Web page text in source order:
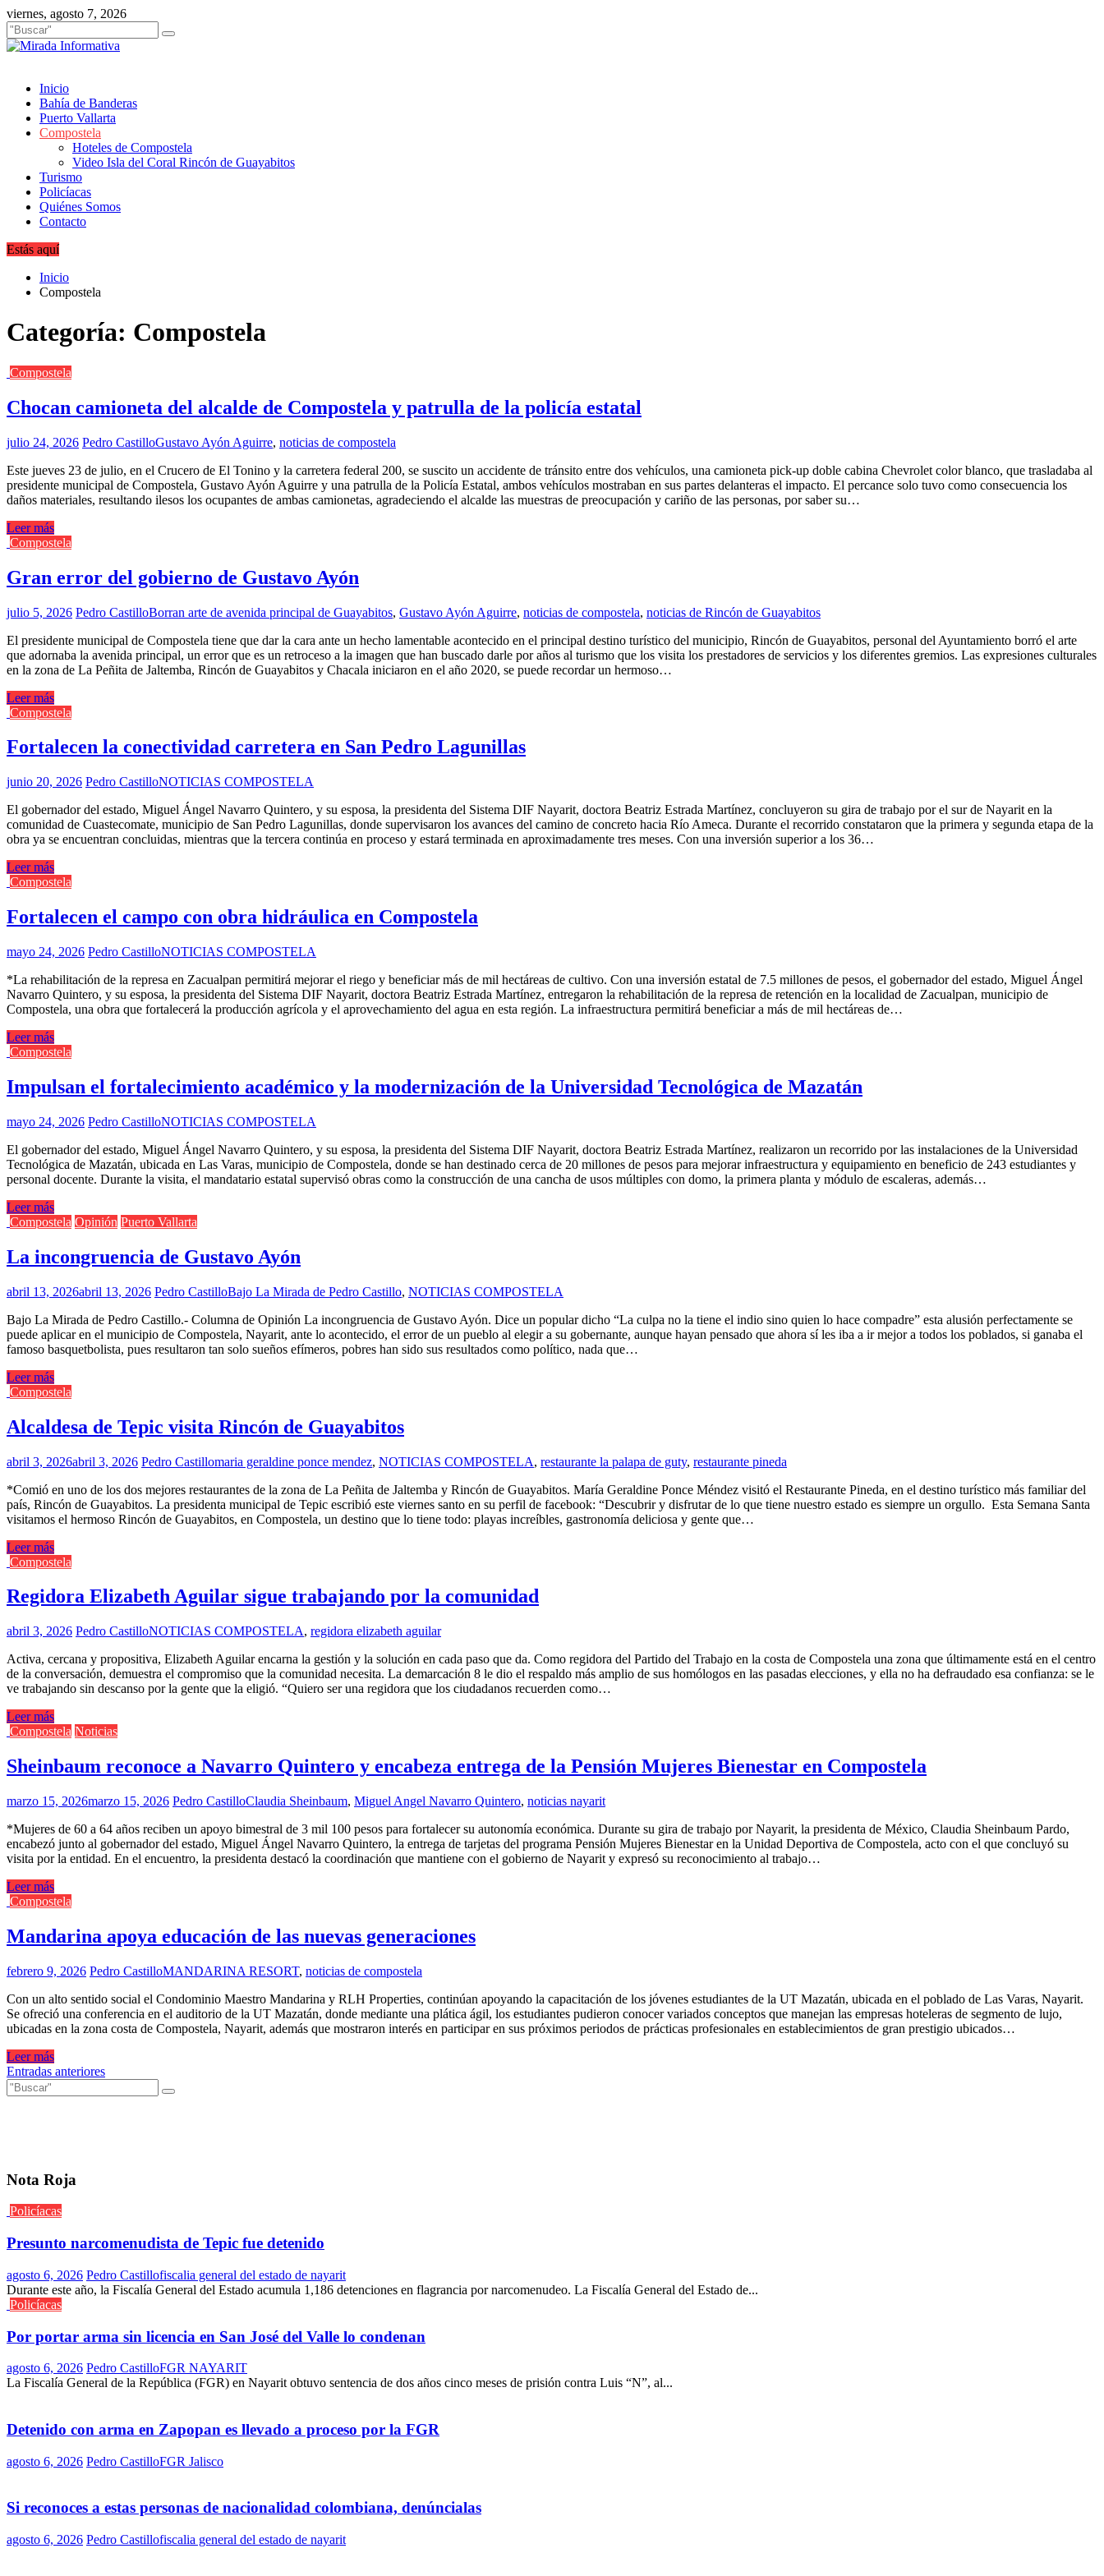
Saltar
al
contenido
viernes, agosto 7, 2026
Inicio
Bahía de Banderas
Puerto Vallarta
Compostela
Hoteles de Compostela
Video Isla del Coral Rincón de Guayabitos
Turismo
Policíacas
Quiénes Somos
Contacto
Estás aquí
Inicio
Compostela
Categoría: Compostela
Compostela
Chocan camioneta del alcalde de Compostela y patrulla de la policía estatal
julio 24, 2026 Pedro CastilloGustavo Ayón Aguirre, noticias de compostela
Este jueves 23 de julio, en el Crucero de El Tonino y la carretera federal 200, se suscito un accidente de tránsito entre dos vehículos, una camioneta pick-up doble cabina Chevrolet color blanco, que trasladaba al
presidente municipal de Compostela, Gustavo Ayón Aguirre y una patrulla de la Policía Estatal, ambos vehículos mostraban en sus partes delanteras el impacto. El percance solo tuvo como consecuencia los
daños materiales, resultando ilesos los ocupantes de ambas camionetas, agradeciendo el alcalde las muestras de preocupación y cariño de las personas, por saber su…
Leer más
Compostela
Gran error del gobierno de Gustavo Ayón
julio 5, 2026 Pedro CastilloBorran arte de avenida principal de Guayabitos, Gustavo Ayón Aguirre, noticias de compostela, noticias de Rincón de Guayabitos
El presidente municipal de Compostela tiene que dar la cara ante un hecho lamentable acontecido en el principal destino turístico del municipio, Rincón de Guayabitos, personal del Ayuntamiento borró el arte
que adornaba la avenida principal, un error que es un retroceso a la imagen que han buscado darle por años al turismo que los visita los prestadores de servicios y los diferentes gremios. Las expresiones culturales
en la zona de La Peñita de Jaltemba, Rincón de Guayabitos y Chacala iniciaron en el año 2020, se puede recordar un hermoso…
Leer más
Compostela
Fortalecen la conectividad carretera en San Pedro Lagunillas
junio 20, 2026 Pedro CastilloNOTICIAS COMPOSTELA
El gobernador del estado, Miguel Ángel Navarro Quintero, y su esposa, la presidenta del Sistema DIF Nayarit, doctora Beatriz Estrada Martínez, concluyeron su gira de trabajo por el sur de Nayarit en la
comunidad de Cuastecomate, municipio de San Pedro Lagunillas, donde supervisaron los avances del camino de concreto hacia Río Ameca. Durante el recorrido constataron que la primera y segunda etapa de la
obra ya se encuentran concluidas, mientras que la tercera continúa en proceso y estará terminada en aproximadamente tres meses. Con una inversión superior a los 36…
Leer más
Compostela
Fortalecen el campo con obra hidráulica en Compostela
mayo 24, 2026 Pedro CastilloNOTICIAS COMPOSTELA
*La rehabilitación de la represa en Zacualpan permitirá mejorar el riego y beneficiar más de mil hectáreas de cultivo. Con una inversión estatal de 7.5 millones de pesos, el gobernador del estado, Miguel Ángel
Navarro Quintero, y su esposa, la presidenta del Sistema DIF Nayarit, doctora Beatriz Estrada Martínez, entregaron la rehabilitación de la represa de retención en la localidad de Zacualpan, municipio de
Compostela, una obra que fortalecerá la producción agrícola y el aprovechamiento del agua en esta región. La infraestructura permitirá beneficiar a más de mil hectáreas de…
Leer más
Compostela
Impulsan el fortalecimiento académico y la modernización de la Universidad Tecnológica de Mazatán
mayo 24, 2026 Pedro CastilloNOTICIAS COMPOSTELA
El gobernador del estado, Miguel Ángel Navarro Quintero, y su esposa, la presidenta del Sistema DIF Nayarit, doctora Beatriz Estrada Martínez, realizaron un recorrido por las instalaciones de la Universidad
Tecnológica de Mazatán, ubicada en Las Varas, municipio de Compostela, donde se han destinado cerca de 20 millones de pesos para mejorar infraestructura y equipamiento en beneficio de 243 estudiantes y
personal docente. Durante la visita, el mandatario estatal supervisó obras como la construcción de una cancha de usos múltiples con domo, la primera planta y módulo de escaleras, además…
Leer más
Compostela Opinión Puerto Vallarta
La incongruencia de Gustavo Ayón
abril 13, 2026abril 13, 2026 Pedro CastilloBajo La Mirada de Pedro Castillo, NOTICIAS COMPOSTELA
Bajo La Mirada de Pedro Castillo.- Columna de Opinión La incongruencia de Gustavo Ayón. Dice un popular dicho “La culpa no la tiene el indio sino quien lo hace compadre” esta alusión perfectamente se
puede aplicar en el municipio de Compostela, Nayarit, ante lo acontecido, el error de un pueblo al elegir a su gobernante, aunque hayan pensado que ahora sí les iba a ir mejor a todos los poblados, si ganaba el
famoso basquetbolista, pues resultaron tan solo sueños efímeros, pobres han sido sus resultados como político, nada que…
Leer más
Compostela
Alcaldesa de Tepic visita Rincón de Guayabitos
abril 3, 2026abril 3, 2026 Pedro Castillomaria geraldine ponce mendez, NOTICIAS COMPOSTELA, restaurante la palapa de guty, restaurante pineda
*Comió en uno de los dos mejores restaurantes de la zona de La Peñita de Jaltemba y Rincón de Guayabitos. María Geraldine Ponce Méndez visitó el Restaurante Pineda, en el destino turístico más familiar del
país, Rincón de Guayabitos. La presidenta municipal de Tepic escribió este viernes santo en su perfil de facebook: “Descubrir y disfrutar de lo que tiene nuestro estado es siempre un orgullo. Esta Semana Santa
visitamos el hermoso Rincón de Guayabitos, en Compostela, un destino que lo tiene todo: playas increíbles, gastronomía deliciosa y gente que…
Leer más
Compostela
Regidora Elizabeth Aguilar sigue trabajando por la comunidad
abril 3, 2026 Pedro CastilloNOTICIAS COMPOSTELA, regidora elizabeth aguilar
Activa, cercana y propositiva, Elizabeth Aguilar encarna la gestión y la solución en cada paso que da. Como regidora del Partido del Trabajo en la costa de Compostela una zona que últimamente está en el centro
de la conversación, demuestra el compromiso que la comunidad necesita. La demarcación 8 le dio el respaldo más amplio de sus homólogos en las pasadas elecciones, y ella no ha defraudado esa confianza: se le
ve trabajando sin descanso por la gente que la eligió. “Quiero ser una regidora que los ciudadanos recuerden como…
Leer más
Compostela Noticias
Sheinbaum reconoce a Navarro Quintero y encabeza entrega de la Pensión Mujeres Bienestar en Compostela
marzo 15, 2026marzo 15, 2026 Pedro CastilloClaudia Sheinbaum, Miguel Angel Navarro Quintero, noticias nayarit
*Mujeres de 60 a 64 años reciben un apoyo bimestral de 3 mil 100 pesos para fortalecer su autonomía económica. Durante su gira de trabajo por Nayarit, la presidenta de México, Claudia Sheinbaum Pardo,
encabezó junto al gobernador del estado, Miguel Ángel Navarro Quintero, la entrega de tarjetas del programa Pensión Mujeres Bienestar en la Unidad Deportiva de Compostela, acto con el que concluyó su
visita por la entidad. En el encuentro, la presidenta destacó la coordinación que mantiene con el gobierno de Nayarit y expresó su reconocimiento al trabajo…
Leer más
Compostela
Mandarina apoya educación de las nuevas generaciones
febrero 9, 2026 Pedro CastilloMANDARINA RESORT, noticias de compostela
Con un alto sentido social el Condominio Maestro Mandarina y RLH Properties, continúan apoyando la capacitación de los jóvenes estudiantes de la UT Mazatán, ubicada en el poblado de Las Varas, Nayarit.
Se ofreció una conferencia en el auditorio de la UT Mazatán, donde mediante una plática ágil, los estudiantes pudieron conocer variados conceptos que manejan las empresas hoteleras de segmento de lujo,
ubicadas en la zona costa de Compostela, Nayarit, además que mostraron interés en participar en sus próximos periodos de prácticas profesionales en establecimientos de gran prestigio ubicados…
Leer más
Navegación
de
Entradas anteriores
Nota Roja
Policíacas
Presunto narcomenudista de Tepic fue detenido
agosto 6, 2026 Pedro Castillofiscalia general del estado de nayarit
Durante este año, la Fiscalía General del Estado acumula 1,186 detenciones en flagrancia por narcomenudeo. La Fiscalía General del Estado de...
Policíacas
Por portar arma sin licencia en San José del Valle lo condenan
agosto 6, 2026 Pedro CastilloFGR NAYARIT
La Fiscalía General de la República (FGR) en Nayarit obtuvo sentencia de dos años cinco meses de prisión contra Luis “N”, al...
Detenido con arma en Zapopan es llevado a proceso por la FGR
agosto 6, 2026 Pedro CastilloFGR Jalisco
Si reconoces a estas personas de nacionalidad colombiana, denúncialas
agosto 6, 2026 Pedro Castillofiscalia general del estado de nayarit